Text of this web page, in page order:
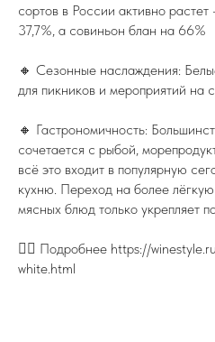
сортов в России активно
37,7%, а совиньон блан на 66%
🔸 Сезонные наслаждения:
для пикников и мероприятий на
🔸 Гастрономичность:
сочетается с рыбой,
всё это входит в популярную
кухню. Переход на более
мясных блюд только укрепляет
👉🏻 Подробнее https://
white.html